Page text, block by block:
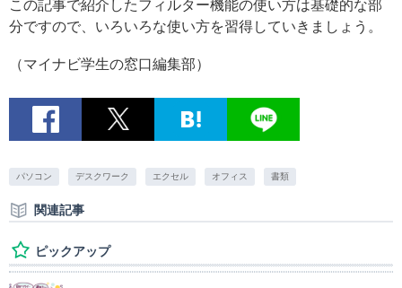
この記事で紹介したフィルター機能の使い方は基礎的な部
分ですので、いろいろな使い方を習得していきましょう。
（マイナビ学生の窓口編集部）
パソコン デスクワーク エクセル オフィス 書類
関連記事
ピックアップ